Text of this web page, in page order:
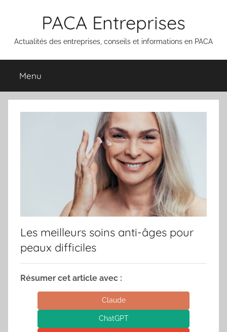
PACA Entreprises
Actualités des entreprises, conseils et informations en PACA
Menu
Les meilleurs soins anti-âges pour
peaux difficiles
Résumer cet article avec :
Claude
ChatGPT